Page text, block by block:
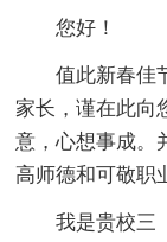
您好！
值此新春佳节
家长，谨在此向
意，心想事成。
高师德和可敬职
我是贵校三（